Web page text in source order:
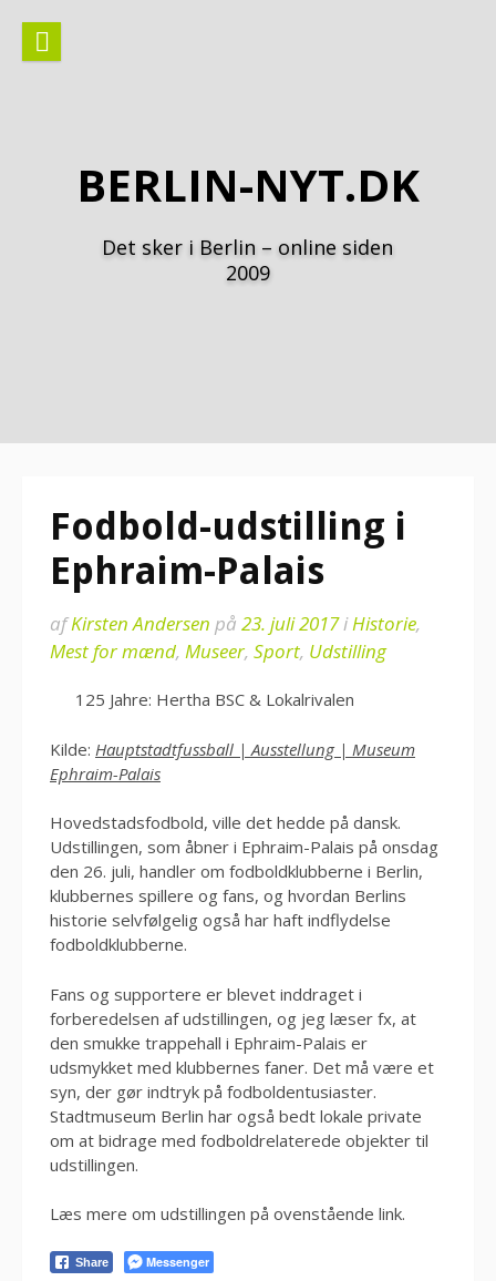
indhold
BERLIN-NYT.DK
Det sker i Berlin – online siden
2009
Fodbold-udstilling i
Ephraim-Palais
afKirsten Andersen på 23. juli 2017iHistorie,
Mest for mænd, Museer, Sport, Udstilling
125 Jahre: Hertha BSC & Lokalrivalen
Kilde: Hauptstadtfussball | Ausstellung | Museum
Ephraim-Palais
Hovedstadsfodbold, ville det hedde på dansk.
Udstillingen, som åbner i Ephraim-Palais på onsdag
den 26. juli, handler om fodboldklubberne i Berlin,
klubbernes spillere og fans, og hvordan Berlins
historie selvfølgelig også har haft indflydelse
fodboldklubberne.
Fans og supportere er blevet inddraget i
forberedelsen af udstillingen, og jeg læser fx, at
den smukke trappehall i Ephraim-Palais er
udsmykket med klubbernes faner. Det må være et
syn, der gør indtryk på fodboldentusiaster.
Stadtmuseum Berlin har også bedt lokale private
om at bidrage med fodboldrelaterede objekter til
udstillingen.
Læs mere om udstillingen på ovenstående link.
Share Messenger